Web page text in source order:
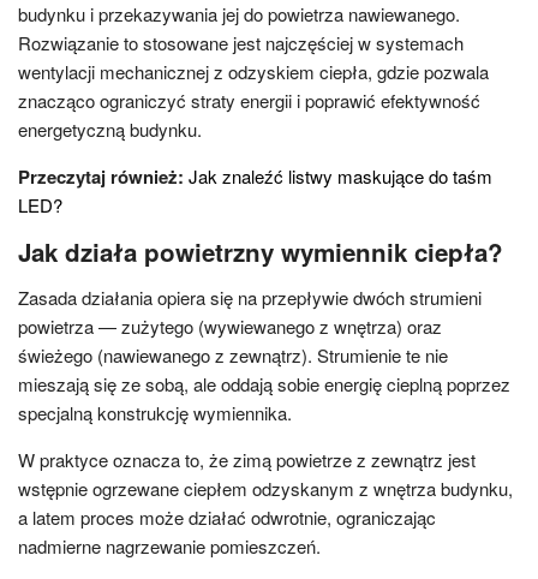
budynku i przekazywania jej do powietrza nawiewanego.
Rozwiązanie to stosowane jest najczęściej w systemach
wentylacji mechanicznej z odzyskiem ciepła, gdzie pozwala
znacząco ograniczyć straty energii i poprawić efektywność
energetyczną budynku.
Przeczytaj również: Jak znaleźć listwy maskujące do taśm
LED?
Jak działa powietrzny wymiennik ciepła?
Zasada działania opiera się na przepływie dwóch strumieni
powietrza — zużytego (wywiewanego z wnętrza) oraz
świeżego (nawiewanego z zewnątrz). Strumienie te nie
mieszają się ze sobą, ale oddają sobie energię cieplną poprzez
specjalną konstrukcję wymiennika.
W praktyce oznacza to, że zimą powietrze z zewnątrz jest
wstępnie ogrzewane ciepłem odzyskanym z wnętrza budynku,
a latem proces może działać odwrotnie, ograniczając
nadmierne nagrzewanie pomieszczeń.